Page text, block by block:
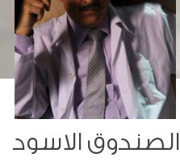
الصندوق الاسود